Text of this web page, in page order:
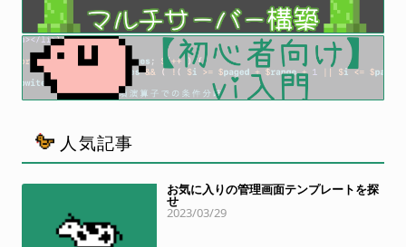
人気記事
お気に入りの管理画面テンプレートを探
せ
2023/03/29